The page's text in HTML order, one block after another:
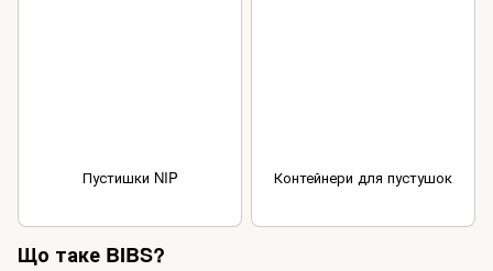
Що таке BIBS?
Пустишки NIP Контейнери для пустушок